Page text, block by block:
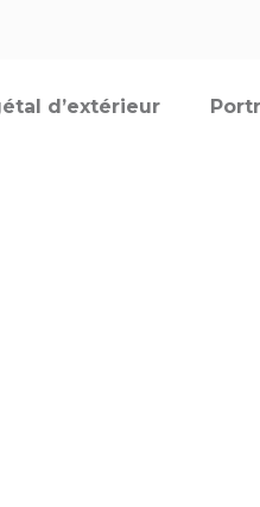
d’extérieur